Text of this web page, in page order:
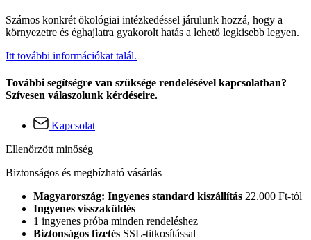
Számos konkrét ökológiai intézkedéssel járulunk hozzá, hogy a
környezetre és éghajlatra gyakorolt hatás a lehető legkisebb legyen.
Itt további információkat talál.
További segítségre van szüksége rendelésével kapcsolatban?
Szívesen válaszolunk kérdéseire.
Kapcsolat
Ellenőrzött minőség
Biztonságos és megbízható vásárlás
Magyarország: Ingyenes standard kiszállítás 22.000 Ft-tól
Ingyenes visszaküldés
1 ingyenes próba minden rendeléshez
Biztonságos fizetés SSL-titkosítással